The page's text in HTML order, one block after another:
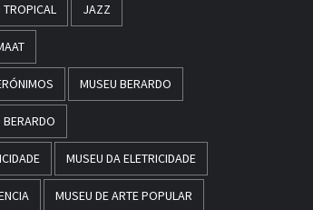
JAZZ
MUSEU BERARDO
MUSEU DA ELETRICIDADE
MUSEU DE ARTE POPULAR